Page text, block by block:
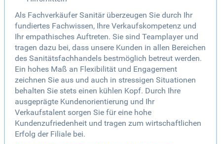
Als Fachverkäufer Sanitär überzeugen Sie durch Ihr
fundiertes Fachwissen, Ihre Verkaufskompetenz und
Ihr empathisches Auftreten. Sie sind Teamplayer und
tragen dazu bei, dass unsere Kunden in allen Bereichen
des Sanitätsfachhandels bestmöglich betreut werden.
Ein hohes Maß an Flexibilität und Engagement
zeichnen Sie aus und auch in stressigen Situationen
behalten Sie stets einen kühlen Kopf. Durch Ihre
ausgeprägte Kundenorientierung und Ihr
Verkaufstalent sorgen Sie für eine hohe
Kundenzufriedenheit und tragen zum wirtschaftlichen
Erfolg der Filiale bei.